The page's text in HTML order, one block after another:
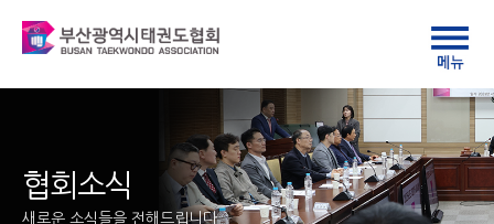
협회소식
새로운 소식들을 전해드립니다